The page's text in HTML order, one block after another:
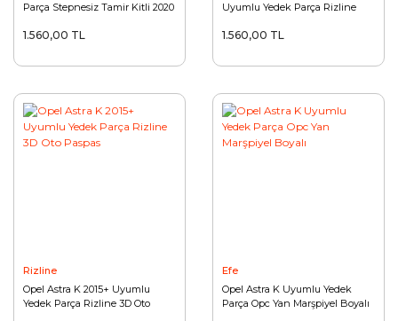
Parça Stepnesiz Tamir Kitli 2020
1.560,00 TL
Uyumlu Yedek Parça Rizline
1.560,00 TL
Rizline
Opel Astra K 2015+ Uyumlu
Yedek Parça Rizline 3D Oto
Efe
Opel Astra K Uyumlu Yedek
Parça Opc Yan Marşpiyel Boyalı